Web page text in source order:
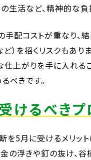
生活など、精神的な負
配コストが重なり、
）を招くリスクもあ
上がりを手に入れる
べきです。
けるべき
5月に受けるメリッ
の浮きや釘の抜け、